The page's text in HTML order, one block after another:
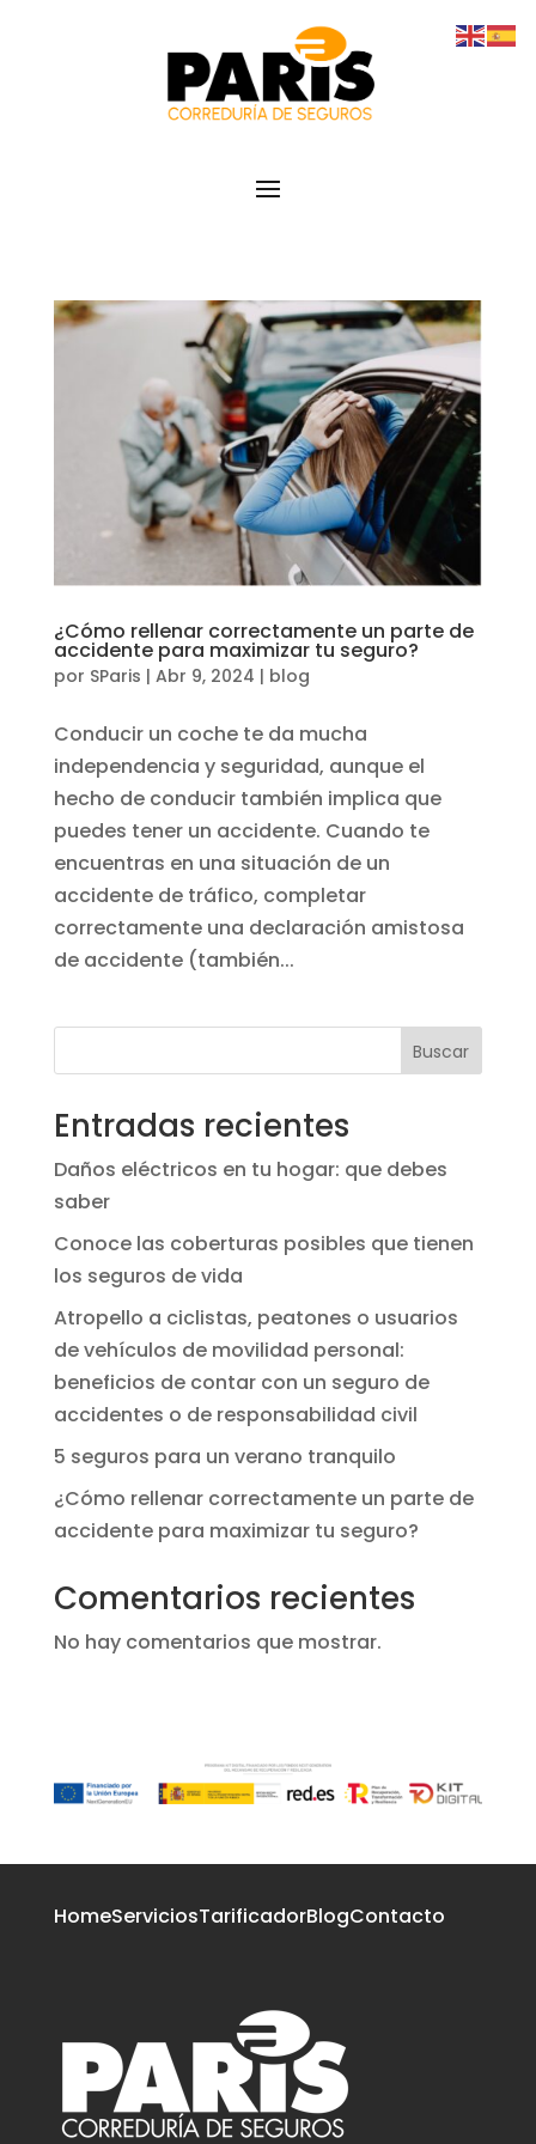
¿Cómo rellenar correctamente un parte de
accidente para maximizar tu seguro?
por SParis | Abr 9, 2024 | blog
Conducir un coche te da mucha
independencia y seguridad, aunque el
hecho de conducir también implica que
puedes tener un accidente. Cuando te
encuentras en una situación de un
accidente de tráfico, completar
correctamente una declaración amistosa
de accidente (también...
Buscar
Entradas recientes
Daños eléctricos en tu hogar: que debes
saber
Conoce las coberturas posibles que tienen
los seguros de vida
Atropello a ciclistas, peatones o usuarios
de vehículos de movilidad personal:
beneficios de contar con un seguro de
accidentes o de responsabilidad civil
5 seguros para un verano tranquilo
¿Cómo rellenar correctamente un parte de
accidente para maximizar tu seguro?
Comentarios recientes
No hay comentarios que mostrar.
HomeServiciosTarificadorBlogContacto